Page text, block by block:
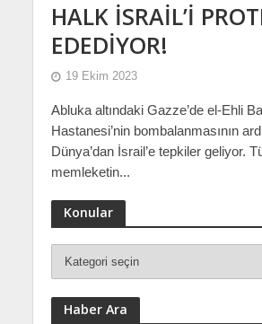
HALK İSRAİL’İ
EDEDİYOR!
19 Ekim 2023
Abluka altındaki Gazze’de el-Ehli
Hastanesi’nin bombalanmasının
Dünya’dan İsrail’e tepkiler geliyor.
memleketin...
Konular
Haber Ara